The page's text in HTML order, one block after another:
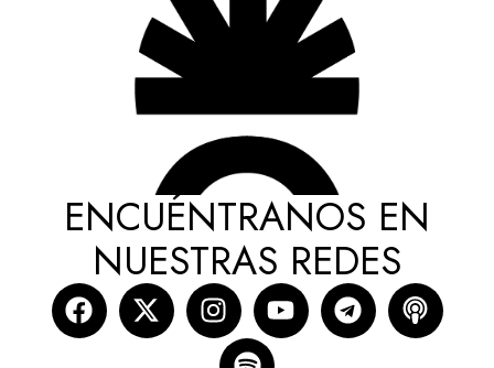
ENCUÉNTRANOS EN
NUESTRAS REDES